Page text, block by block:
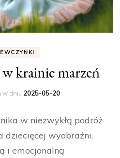
krainie marzeń
w dniu 2025-05-20
w niezwykłą podróż
dziecięcej wyobraźni,
i emocjonalną